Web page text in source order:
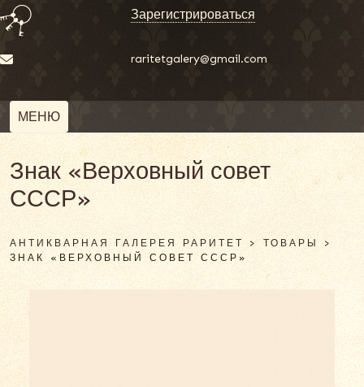
Зарегистрироваться
raritetgalery@gmail.com
МЕНЮ
Знак «Верховный совет
СССР»
АНТИКВАРНАЯ ГАЛЕРЕЯ РАРИТЕТ > ТОВАРЫ >
ЗНАК «ВЕРХОВНЫЙ СОВЕТ СССР»